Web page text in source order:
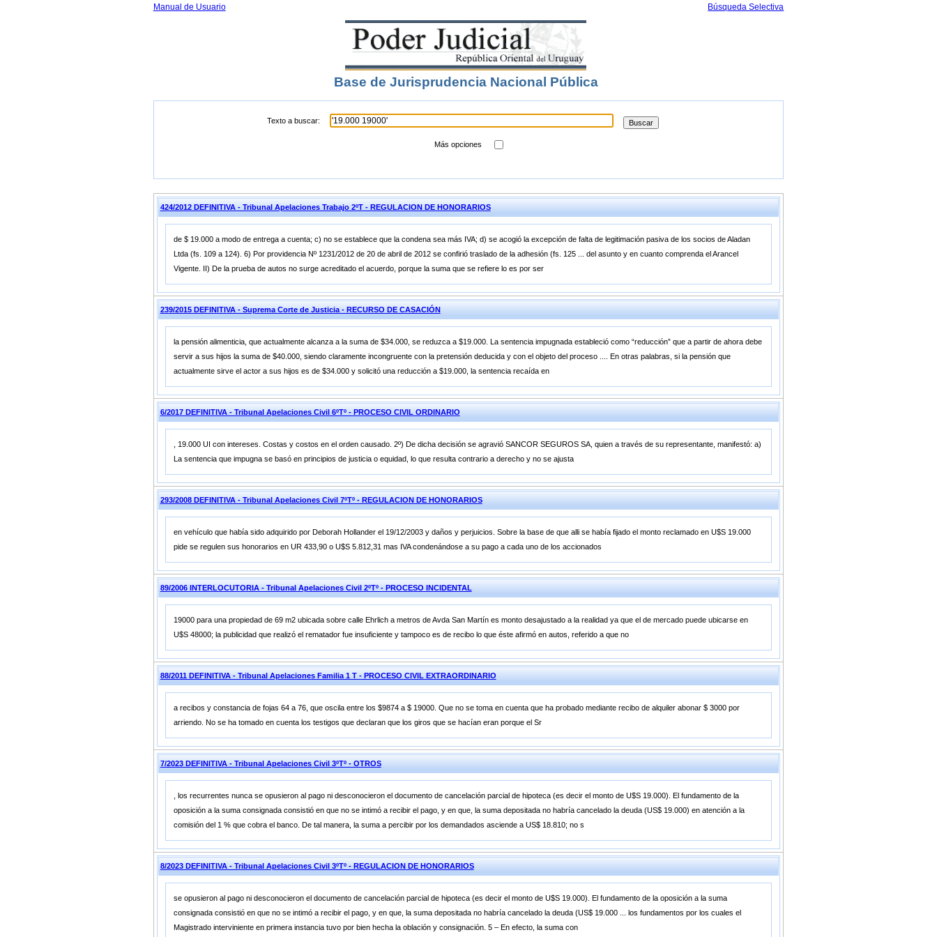
Manual de Usuario Búsqueda Selectiva
Base de Jurisprudencia Nacional Pública
Texto a buscar:
Más opciones
424/2012 DEFINITIVA - Tribunal Apelaciones Trabajo 2ºT - REGULACION DE HONORARIOS
de $ 19.000 a modo de entrega a cuenta; c) no se establece que la condena sea más IVA; d) se acogió la excepción de falta de legitimación pasiva de los socios de Aladan
Ltda (fs. 109 a 124). 6) Por providencia Nº 1231/2012 de 20 de abril de 2012 se confirió traslado de la adhesión (fs. 125 ... del asunto y en cuanto comprenda el Arancel
Vigente. II) De la prueba de autos no surge acreditado el acuerdo, porque la suma que se refiere lo es por ser
239/2015 DEFINITIVA - Suprema Corte de Justicia - RECURSO DE CASACIÓN
la pensión alimenticia, que actualmente alcanza a la suma de $34.000, se reduzca a $19.000. La sentencia impugnada estableció como “reducción” que a partir de ahora debe
servir a sus hijos la suma de $40.000, siendo claramente incongruente con la pretensión deducida y con el objeto del proceso .... En otras palabras, si la pensión que
actualmente sirve el actor a sus hijos es de $34.000 y solicitó una reducción a $19.000, la sentencia recaída en
6/2017 DEFINITIVA - Tribunal Apelaciones Civil 6ºTº - PROCESO CIVIL ORDINARIO
, 19.000 UI con intereses. Costas y costos en el orden causado. 2º) De dicha decisión se agravió SANCOR SEGUROS SA, quien a través de su representante, manifestó: a)
La sentencia que impugna se basó en principios de justicia o equidad, lo que resulta contrario a derecho y no se ajusta
293/2008 DEFINITIVA - Tribunal Apelaciones Civil 7ºTº - REGULACION DE HONORARIOS
en vehículo que había sido adquirido por Deborah Hollander el 19/12/2003 y daños y perjuicios. Sobre la base de que alli se había fijado el monto reclamado en U$S 19.000
pide se regulen sus honorarios en UR 433,90 o U$S 5.812,31 mas IVA condenándose a su pago a cada uno de los accionados
89/2006 INTERLOCUTORIA - Tribunal Apelaciones Civil 2ºTº - PROCESO INCIDENTAL
19000 para una propiedad de 69 m2 ubicada sobre calle Ehrlich a metros de Avda San Martín es monto desajustado a la realidad ya que el de mercado puede ubicarse en
U$S 48000; la publicidad que realizó el rematador fue insuficiente y tampoco es de recibo lo que éste afirmó en autos, referido a que no
88/2011 DEFINITIVA - Tribunal Apelaciones Familia 1 T - PROCESO CIVIL EXTRAORDINARIO
a recibos y constancia de fojas 64 a 76, que oscila entre los $9874 a $ 19000. Que no se toma en cuenta que ha probado mediante recibo de alquiler abonar $ 3000 por
arriendo. No se ha tomado en cuenta los testigos que declaran que los giros que se hacían eran porque el Sr
7/2023 DEFINITIVA - Tribunal Apelaciones Civil 3ºTº - OTROS
, los recurrentes nunca se opusieron al pago ni desconocieron el documento de cancelación parcial de hipoteca (es decir el monto de U$S 19.000). El fundamento de la
oposición a la suma consignada consistió en que no se intimó a recibir el pago, y en que, la suma depositada no habría cancelado la deuda (US$ 19.000) en atención a la
comisión del 1 % que cobra el banco. De tal manera, la suma a percibir por los demandados asciende a US$ 18.810; no s
8/2023 DEFINITIVA - Tribunal Apelaciones Civil 3ºTº - REGULACION DE HONORARIOS
se opusieron al pago ni desconocieron el documento de cancelación parcial de hipoteca (es decir el monto de U$S 19.000). El fundamento de la oposición a la suma
consignada consistió en que no se intimó a recibir el pago, y en que, la suma depositada no habría cancelado la deuda (US$ 19.000 ... los fundamentos por los cuales el
Magistrado interviniente en primera instancia tuvo por bien hecha la oblación y consignación. 5 – En efecto, la suma con